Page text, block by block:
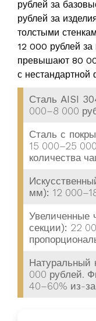
рублей за
рублей за
толстыми
12 000 рублей за
превышают 80
с нестандартной
Сталь AISI
000–8 000
Сталь с
15 000–25
количества
мм): 12
секции): 22
Натуральный
000 рублей.
40–60% из-